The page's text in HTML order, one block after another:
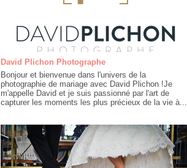
David Plichon Photographe
Bonjour et bienvenue dans l'univers de la
photographie de mariage avec David Plichon !Je
m'appelle David et je suis passionné par l'art de
capturer les moments les plus précieux de la vie à...